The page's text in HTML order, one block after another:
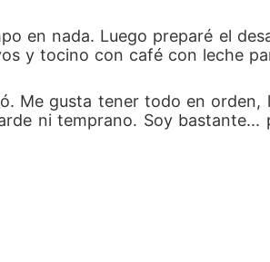
en nada. Luego preparé el
y tocino con café con leche
Me gusta tener todo en orden,
ni temprano. Soy bastante...